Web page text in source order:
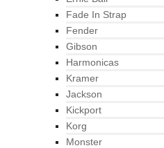
Fade In Strap
Fender
Gibson
Harmonicas
Kramer
Jackson
Kickport
Korg
Monster